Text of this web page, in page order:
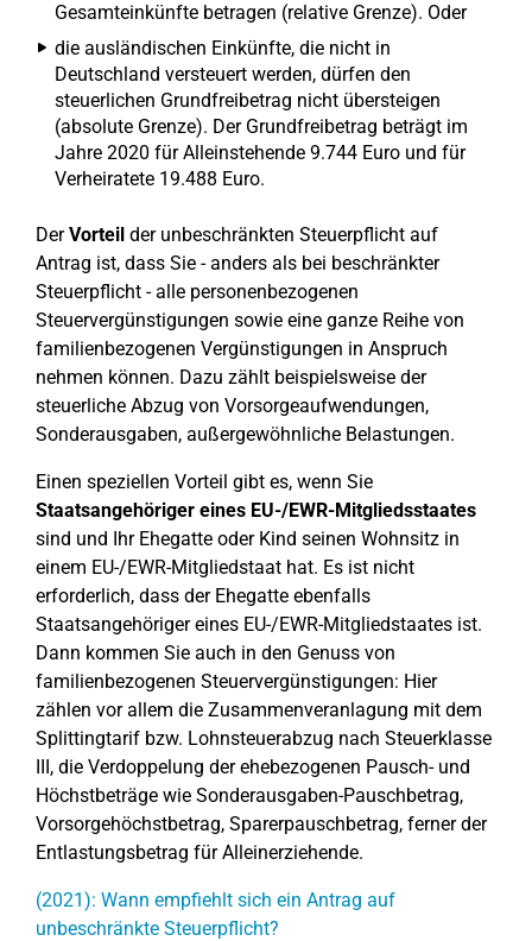
Gesamteinkünfte betragen (relative Grenze). Oder
die ausländischen Einkünfte, die nicht in
Deutschland versteuert werden, dürfen den
steuerlichen Grundfreibetrag nicht übersteigen
(absolute Grenze). Der Grundfreibetrag beträgt im
Jahre 2020 für Alleinstehende 9.744 Euro und für
Verheiratete 19.488 Euro.
DerVorteil der unbeschränkten Steuerpflicht auf
Antrag ist, dass Sie - anders als bei beschränkter
Steuerpflicht - alle personenbezogenen
Steuervergünstigungen sowie eine ganze Reihe von
familienbezogenen Vergünstigungen in Anspruch
nehmen können. Dazu zählt beispielsweise der
steuerliche Abzug von Vorsorgeaufwendungen,
Sonderausgaben, außergewöhnliche Belastungen.
Einen speziellen Vorteil gibt es, wenn Sie
Staatsangehöriger eines EU-/EWR-Mitgliedsstaates
sind und Ihr Ehegatte oder Kind seinen Wohnsitz in
einem EU-/EWR-Mitgliedstaat hat. Es ist nicht
erforderlich, dass der Ehegatte ebenfalls
Staatsangehöriger eines EU-/EWR-Mitgliedstaates ist.
Dann kommen Sie auch in den Genuss von
familienbezogenen Steuervergünstigungen: Hier
zählen vor allem die Zusammenveranlagung mit dem
Splittingtarif bzw. Lohnsteuerabzug nach Steuerklasse
III, die Verdoppelung der ehebezogenen Pausch- und
Höchstbeträge wie Sonderausgaben-Pauschbetrag,
Vorsorgehöchstbetrag, Sparerpauschbetrag, ferner der
Entlastungsbetrag für Alleinerziehende.
(2021): Wann empfiehlt sich ein Antrag auf
unbeschränkte Steuerpflicht?